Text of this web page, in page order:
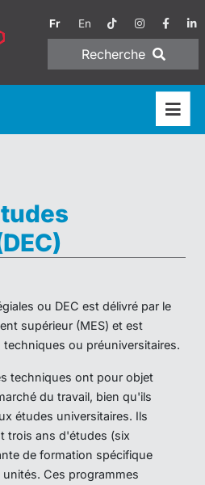
Fr En
Recherche
ou DEC est délivré par le
supérieur (MES) et est
ou préuniversitaires.
techniques ont pour objet
du travail, bien qu'ils
études universitaires. Ils
trois ans d'études (six
de formation spécifique
Ces programmes